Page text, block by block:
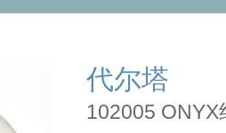
代尔塔
102005 ONYX